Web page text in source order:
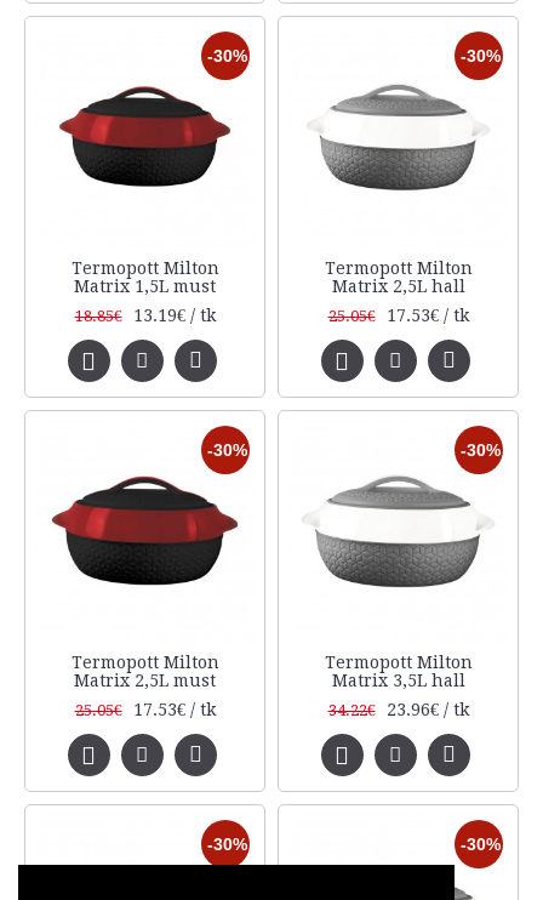
-30%
Termopott Milton
Matrix 1,5L must
18.85€ 13.19€ / tk
-30%
Termopott Milton
Matrix 2,5L hall
25.05€ 17.53€ / tk
-30%
Termopott Milton
Matrix 2,5L must
25.05€ 17.53€ / tk
-30%
Termopott Milton
Matrix 3,5L hall
34.22€ 23.96€ / tk
-30% -30%